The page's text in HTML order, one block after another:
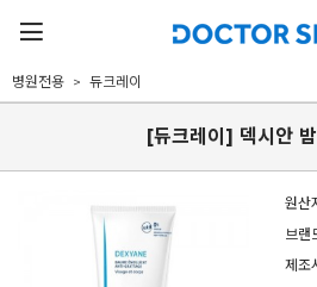
병원전용 듀크레이
[듀크레이] 덱시안
원산
브랜
제조